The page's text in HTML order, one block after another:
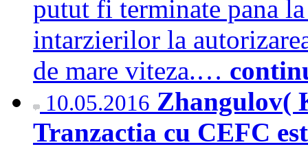
putut fi terminate pana
intarzierilor la
de mare viteza.…
10.05.2016 Zhangulov(
Tranzactia cu CEFC